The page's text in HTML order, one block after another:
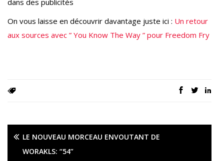
On vous laisse en découvrir davantage juste ici : Un retour
aux sources avec ” You Know The Way ” pour Freedom Fry
LE NOUVEAU MORCEAU ENVOUTANT DE
WORAKLS: “54”